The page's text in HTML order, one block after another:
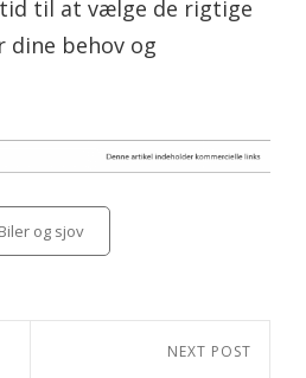
til at vælge de rigtige
behov og
Biler og sjov
NEXT POST